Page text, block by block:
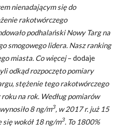
nienadającym się do
rakotwórczego
podhalański Nowy Targ na
smogowego lidera. Nasz ranking
miasta. Co więcej– dodaje
odkąd rozpoczęto pomiary
stężenie tego rakotwórczego
na rok. Według pomiarów
8 ng/m3, w 2017 r. już 15
sięwokół 18 ng/m3. To 1800%